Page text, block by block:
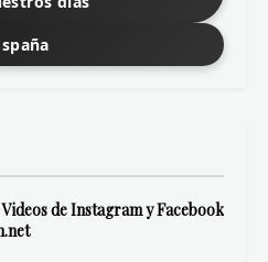
de Instagram y Facebook